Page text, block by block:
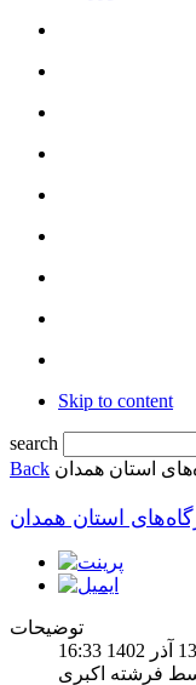
Skip to content
search
Back استان همدان
استان همدان
توضیحات
فرشته اکبری